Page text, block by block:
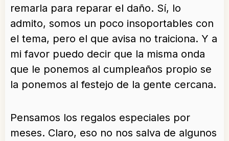
remarla para reparar el daño. Sí, lo
admito, somos un poco insoportables con
el tema, pero el que avisa no traiciona. Y a
mi favor puedo decir que la misma onda
que le ponemos al cumpleaños propio se
la ponemos al festejo de la gente cercana.
Pensamos los regalos especiales por
meses. Claro, eso no nos salva de algunos